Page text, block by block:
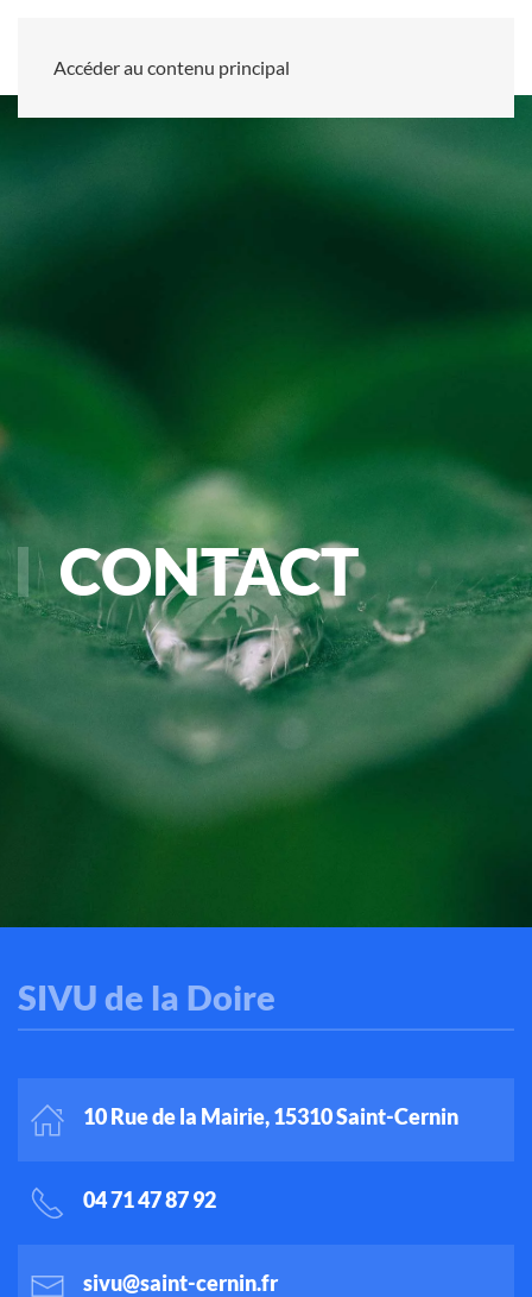
Accéder au contenu principal
CONTACT
SIVU de la Doire
10 Rue de la Mairie, 15310 Saint-Cernin
04 71 47 87 92
sivu@saint-cernin.fr